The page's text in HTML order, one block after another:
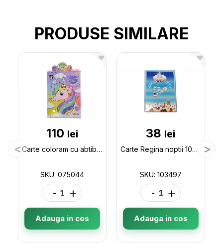
PRODUSE SIMILARE
110 lei
Carte coloram cu abtibilduri Unicorn (ML21-3) 075044
SKU: 075044
- +
Adauga in cos
38 lei
Carte Regina noptii 103497
SKU: 103497
- +
Adauga in cos